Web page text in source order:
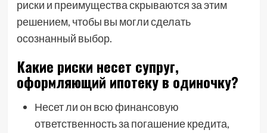
риски и преимущества скрываются за этим
решением, чтобы вы могли сделать
осознанный выбор.
Какие риски несет супруг,
оформляющий ипотеку в одиночку?
Несет ли он всю финансовую
ответственность за погашение кредита,